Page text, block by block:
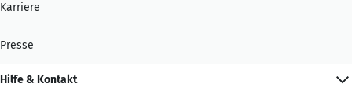
Karriere
Presse
Hilfe & Kontakt